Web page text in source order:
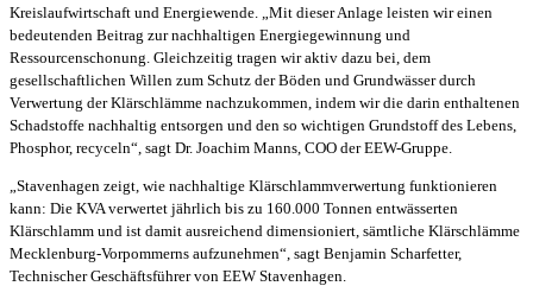
Kreislaufwirtschaft und Energiewende. „Mit dieser Anlage leisten wir einen
bedeutenden Beitrag zur nachhaltigen Energiegewinnung und
Ressourcenschonung. Gleichzeitig tragen wir aktiv dazu bei, dem
gesellschaftlichen Willen zum Schutz der Böden und Grundwässer durch
Verwertung der Klärschlämme nachzukommen, indem wir die darin enthaltenen
Schadstoffe nachhaltig entsorgen und den so wichtigen Grundstoff des Lebens,
Phosphor, recyceln“, sagt Dr. Joachim Manns, COO der EEW-Gruppe.
„Stavenhagen zeigt, wie nachhaltige Klärschlammverwertung funktionieren
kann: Die KVA verwertet jährlich bis zu 160.000 Tonnen entwässerten
Klärschlamm und ist damit ausreichend dimensioniert, sämtliche Klärschlämme
Mecklenburg-Vorpommerns aufzunehmen“, sagt Benjamin Scharfetter,
Technischer Geschäftsführer von EEW Stavenhagen.